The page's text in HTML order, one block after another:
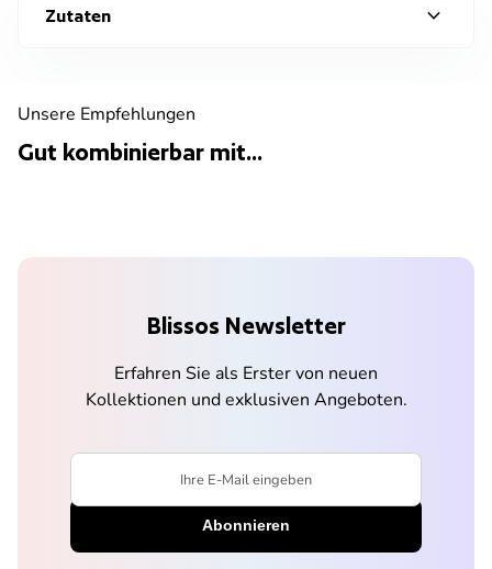
Zutaten expand_more
Unsere Empfehlungen
Gut kombinierbar mit...
Blissos Newsletter
Erfahren Sie als Erster von neuen
Kollektionen und exklusiven Angeboten.
Ihre E-Mail eingeben